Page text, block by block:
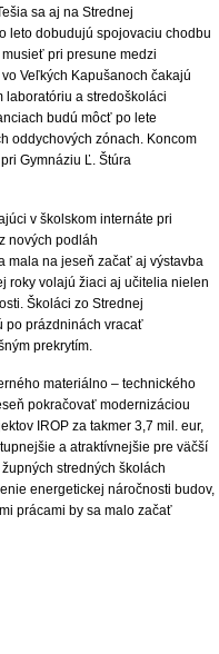
sa aj na Strednej
leto dobudujú spojovaciu chodbu
pri presune medzi
Veľkých Kapušanoch čakajú
laboratóriu a stredoškoláci
budú môcť po lete
oddychových zónach. Koncom
Gymnáziu Ľ. Štúra
v školskom internáte pri
nových podláh
mala na jeseň začať aj výstavba
roky volajú žiaci aj učitelia nielen
Školáci zo Strednej
po prázdninách vracať
prekrytím.
materiálno – technického
pokračovať modernizáciou
IROP za takmer 3,7 mil. eur,
a atraktívnejšie pre väčší
stredných školách
energetickej náročnosti budov,
prácami by sa malo začať